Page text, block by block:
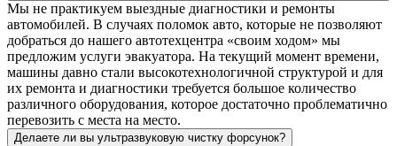
Мы не практикуем выездные диагностики и ремонты
автомобилей. В случаях поломок авто, которые не позволяют
добраться до нашего автотехцентра «своим ходом» мы
предложим услуги эвакуатора. На текущий момент времени,
машины давно стали высокотехнологичной структурой и для
их ремонта и диагностики требуется большое количество
различного оборудования, которое достаточно проблематично
перевозить с места на место.
Делаете ли вы ультразвуковую чистку форсунок?